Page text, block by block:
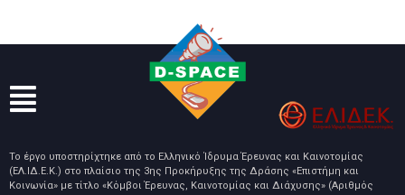
Το έργο υποστηρίχτηκε από το Ελληνικό Ίδρυμα Έρευνας και Καινοτομίας
(ΕΛ.ΙΔ.Ε.Κ.) στο πλαίσιο της 3ης Προκήρυξης της Δράσης «Επιστήμη και
Κοινωνία» με τίτλο «Κόμβοι Έρευνας, Καινοτομίας και Διάχυσης» (Αριθμός